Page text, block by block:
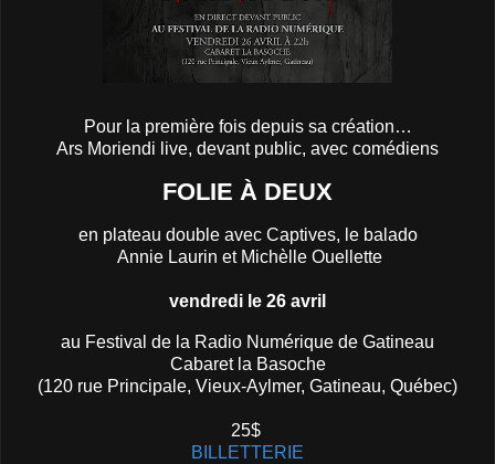
Pour la première fois depuis sa création…
Ars Moriendi live, devant public, avec comédiens
FOLIE À DEUX
en plateau double avec Captives, le balado
Annie Laurin et Michèlle Ouellette
vendredi le 26 avril
au Festival de la Radio Numérique de Gatineau
Cabaret la Basoche
(120 rue Principale, Vieux-Aylmer, Gatineau, Québec)
25$
BILLETTERIE